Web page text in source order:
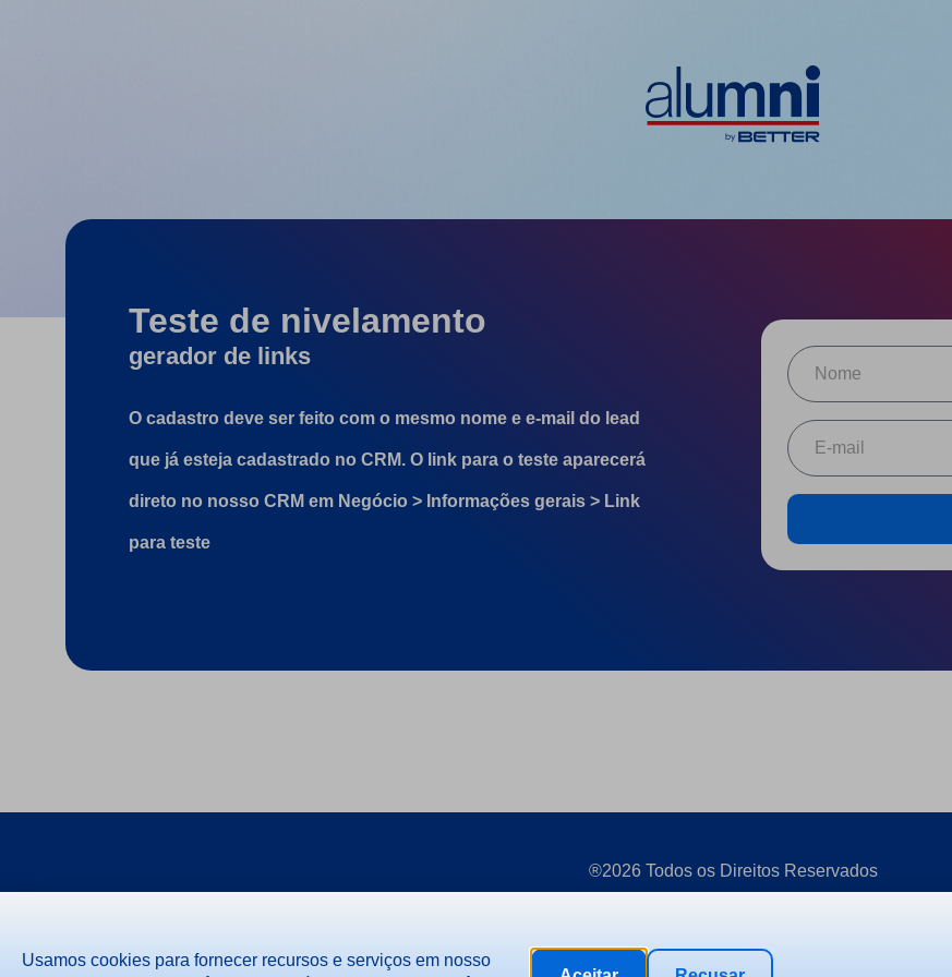
Teste de nivelamento
gerador de links
O cadastro deve ser feito com o mesmo nome e e-mail do lead
que já esteja cadastrado no CRM. O link para o teste aparecerá
direto no nosso CRM em Negócio > Informações gerais > Link
para teste
®2026 Todos os Direitos Reservados
Usamos cookies para fornecer recursos e serviços em nosso